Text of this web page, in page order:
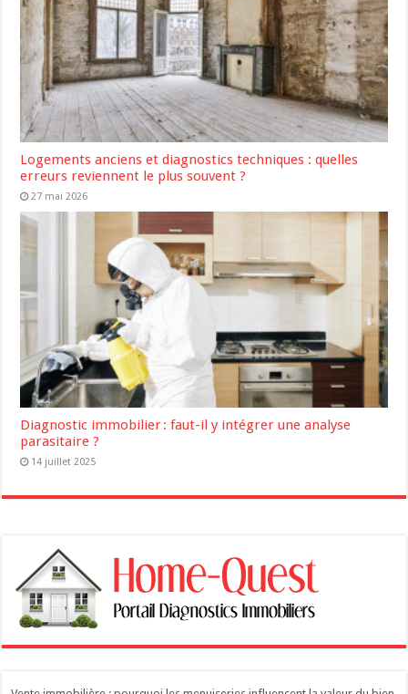
Logements anciens et diagnostics techniques : quelles
erreurs reviennent le plus souvent ?
27 mai 2026
Diagnostic immobilier : faut-il y intégrer une analyse
parasitaire ?
14 juillet 2025